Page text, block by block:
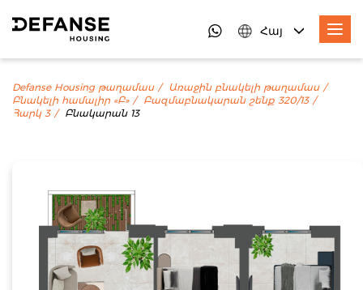
Հայ
Defanse Housing թաղամաս
Առաջին բնակելի թաղամաս
Բնակելի համալիր «Բ»
Բազմաբնակարան շենք 320/13
Հարկ 3
Բնակարան 13